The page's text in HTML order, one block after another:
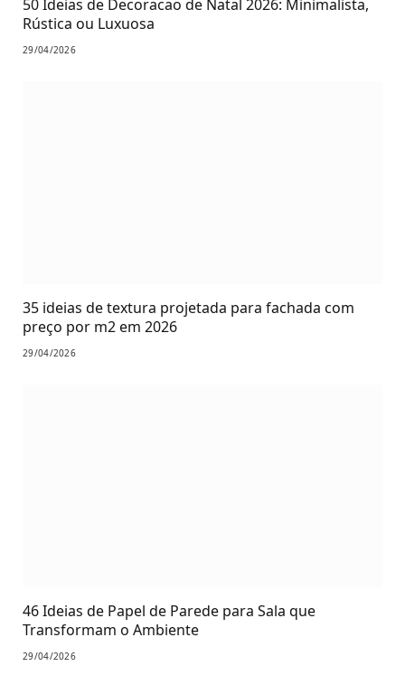
50 Ideias de Decoracao de Natal 2026: Minimalista,
Rústica ou Luxuosa
29/04/2026
35 ideias de textura projetada para fachada com
preço por m2 em 2026
29/04/2026
46 Ideias de Papel de Parede para Sala que
Transformam o Ambiente
29/04/2026